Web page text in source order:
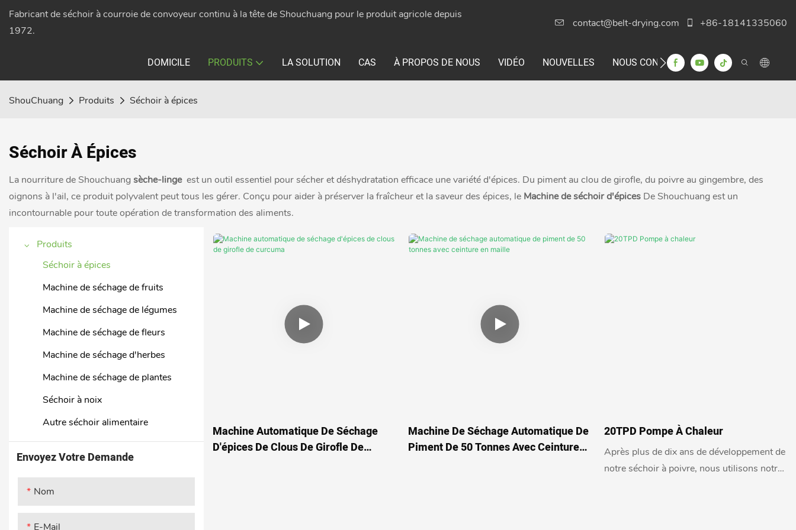
Fabricant de séchoir à courroie de convoyeur continu à la tête de Shouchuang pour le produit agricole depuis
1972.
contact@belt-drying.com +86-18141335060
DOMICILE PRODUITS LA SOLUTION CAS À PROPOS DE NOUS VIDÉO NOUVELLES NOUS CONTACTER
ShouChuang Produits Séchoir à épices
Séchoir À Épices
La nourriture de Shouchuangsèche-linge est un outil essentiel pour sécher et déshydratation efficace une variété d'épices. Du piment au clou de girofle, du poivre au gingembre, des
oignons à l'ail, ce produit polyvalent peut tous les gérer. Conçu pour aider à préserver la fraîcheur et la saveur des épices, le Machine de séchoir d'épices De Shouchuang est un
incontournable pour toute opération de transformation des aliments.
Produits
Séchoir à épices
Machine de séchage de fruits
Machine de séchage de légumes
Machine de séchage de fleurs
Machine de séchage d'herbes
Machine de séchage de plantes
Séchoir à noix
Autre séchoir alimentaire
Envoyez Votre Demande
Nom
E-Mail
Machine Automatique De Séchage
D'épices De Clous De Girofle De
Machine De Séchage Automatique De
Piment De 50 Tonnes Avec Ceinture
20TPD Pompe À Chaleur
Après plus de dix ans de développement de
notre séchoir à poivre, nous utilisons notre